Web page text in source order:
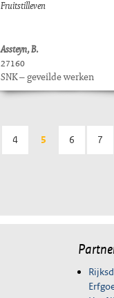
Fruitstilleven
Assteyn, B.
27160
SNK – geveilde werken
4 5 6 7